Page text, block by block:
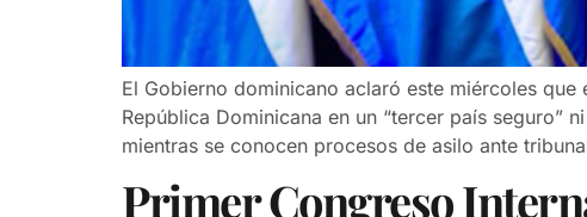
El Gobierno dominicano aclaró este miércoles
República Dominicana en un “tercer país seguro”
mientras se conocen procesos de asilo ante
Primer Congreso